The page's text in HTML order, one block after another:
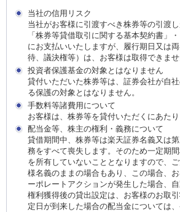
当社の信用リスク
当社がお客様に引渡すべき株券等の引渡
「株券等貸借取引に関する基本契約書」
にお支払いいたしますが、履行期日又は
待、議決権等）は、お客様は取得できま
投資者保護基金の対象とはなりません
貸付いただいた株券等は、証券会社が自
る保護の対象とはなりません。
手数料等諸費用について
お客様は、株券等を貸付いただくにあた
配当金等、株主の権利・義務について
貸借期間中、株券等は楽天証券名義又は
務をすべて喪失します。そのため一定期
を所有していないこととなりますので、
様名義のままの場合もあり、この場合、
ーポレートアクションが発生した場合、
権利獲得後の貸出設定は、お客様のお取
定日が到来した場合の配当金については